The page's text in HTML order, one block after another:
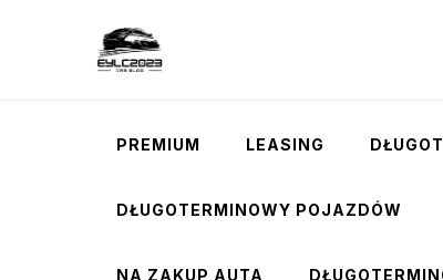
PREMIUM LEASING
DŁUGOTERMINOWY POJAZDÓW
NA ZAKUP AUTA